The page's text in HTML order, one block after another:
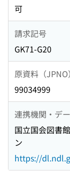
可
請求記号
GK71-G20
原資料（JPNO）
99034999
連携機関・デ
国立国会図書
ン
https://